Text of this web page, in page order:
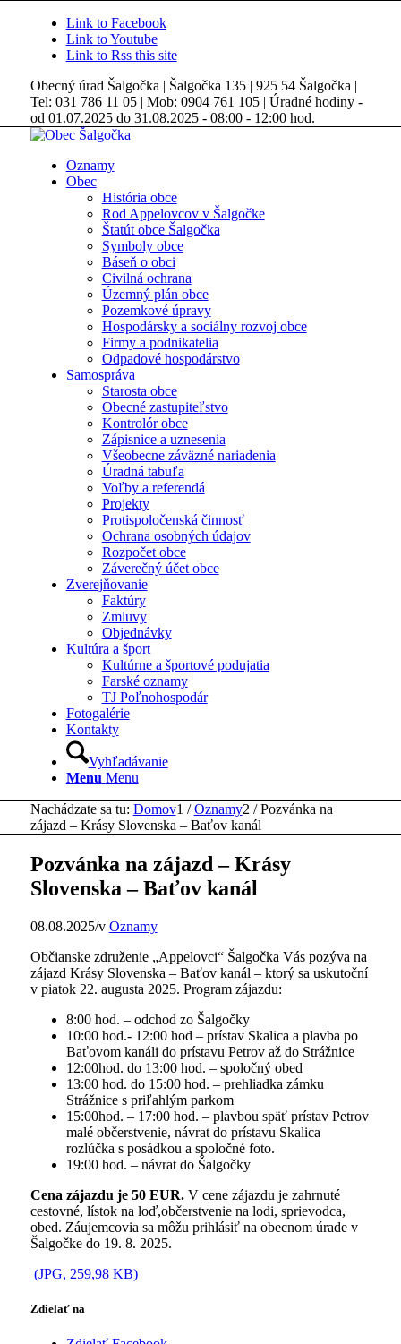
Link to Facebook
Link to Youtube
Link to Rss this site
Obecný úrad Šalgočka | Šalgočka 135 | 925 54 Šalgočka |
Tel: 031 786 11 05 | Mob: 0904 761 105 | Úradné hodiny -
od 01.07.2025 do 31.08.2025 - 08:00 - 12:00 hod.
Oznamy
Obec
História obce
Rod Appelovcov v Šalgočke
Štatút obce Šalgočka
Symboly obce
Báseň o obci
Civilná ochrana
Územný plán obce
Pozemkové úpravy
Hospodársky a sociálny rozvoj obce
Firmy a podnikatelia
Odpadové hospodárstvo
Samospráva
Starosta obce
Obecné zastupiteľstvo
Kontrolór obce
Zápisnice a uznesenia
Všeobecne záväzné nariadenia
Úradná tabuľa
Voľby a referendá
Projekty
Protispoločenská činnosť
Ochrana osobných údajov
Rozpočet obce
Záverečný účet obce
Zverejňovanie
Faktúry
Zmluvy
Objednávky
Kultúra a šport
Kultúrne a športové podujatia
Farské oznamy
TJ Poľnohospodár
Fotogalérie
Kontakty
Vyhľadávanie
Menu Menu
Nachádzate sa tu: Domov1 / Oznamy2 / Pozvánka na
zájazd – Krásy Slovenska – Baťov kanál
Pozvánka na zájazd – Krásy
Slovenska – Baťov kanál
08.08.2025/v Oznamy
Občianske združenie „Appelovci“ Šalgočka Vás pozýva na
zájazd Krásy Slovenska – Baťov kanál – ktorý sa uskutoční
v piatok 22. augusta 2025. Program zájazdu:
8:00 hod. – odchod zo Šalgočky
10:00 hod.- 12:00 hod – prístav Skalica a plavba po
Baťovom kanáli do prístavu Petrov až do Strážnice
12:00hod. do 13:00 hod. – spoločný obed
13:00 hod. do 15:00 hod. – prehliadka zámku
Strážnice s priľahlým parkom
15:00hod. – 17:00 hod. – plavbou späť prístav Petrov
malé občerstvenie, návrat do prístavu Skalica
rozlúčka s posádkou a spoločné foto.
19:00 hod. – návrat do Šalgočky
Cena zájazdu je 50 EUR. V cene zájazdu je zahrnuté
cestovné, lístok na loď,občerstvenie na lodi, sprievodca,
obed. Záujemcovia sa môžu prihlásiť na obecnom úrade v
Šalgočke do 19. 8. 2025.
(JPG, 259,98 KB)
Zdielať na